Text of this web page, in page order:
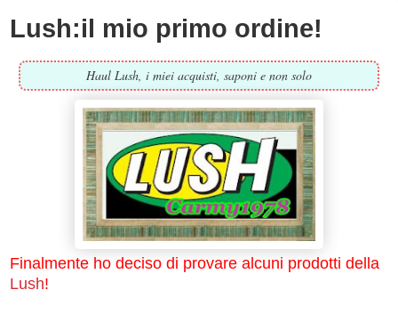
Lush:il mio primo ordine!
Haul Lush, i miei acquisti, saponi e non solo
Finalmente ho deciso di provare alcuni prodotti della
Lush!